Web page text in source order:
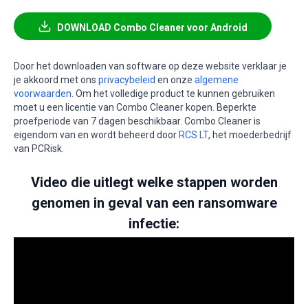
DOWNLOAD Combo Cleaner voor Android
Door het downloaden van software op deze website verklaar je
je akkoord met ons privacybeleid en onze algemene
voorwaarden . Om het volledige product te kunnen gebruiken
moet u een licentie van Combo Cleaner kopen. Beperkte
proefperiode van 7 dagen beschikbaar. Combo Cleaner is
eigendom van en wordt beheerd door RCS LT, het moederbedrijf
van PCRisk.
Video die uitlegt welke stappen worden
genomen in geval van een ransomware
infectie: